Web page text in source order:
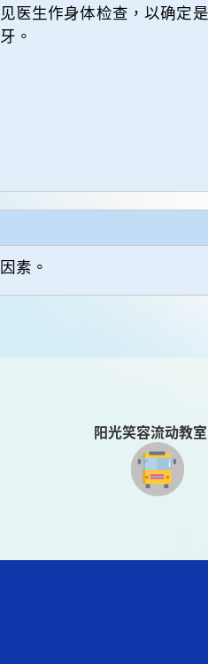
医生作身体检查，以确定
。
素。
阳光笑容流动教室